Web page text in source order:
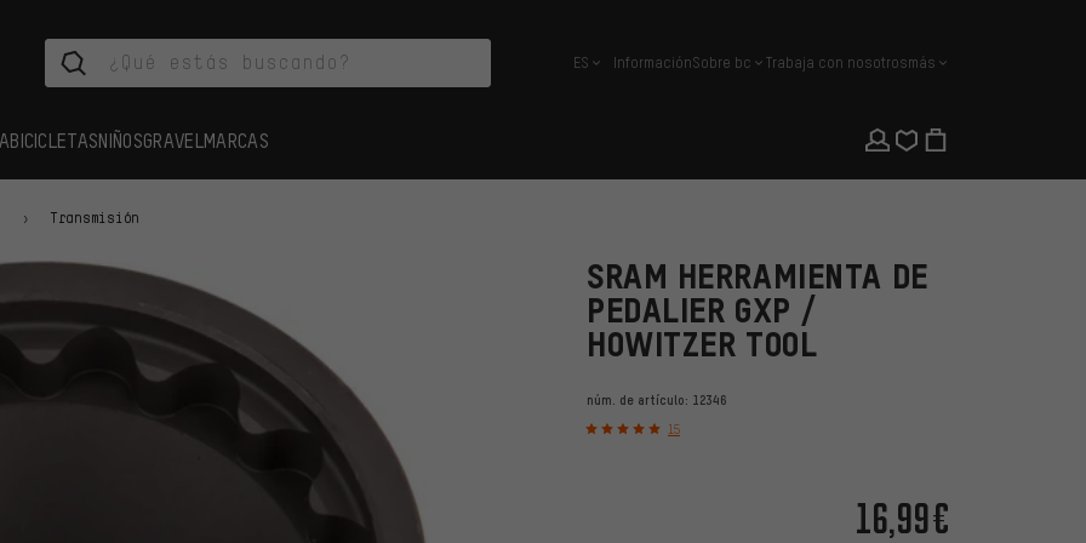
español
ES InformaciónSobre bc Trabaja con nosotrosmás
BICICLETASNIÑOSGRAVEL MARCAS
Transmisión
SRAM HERRAMIENTA DE
PEDALIER GXP /
HOWITZER TOOL
núm. de artículo: 12346
15
16,99€